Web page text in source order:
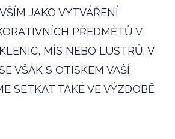
JAKO VYTVÁŘENÍ
PŘEDMĚTŮ V
MÍS NEBO LUSTRŮ. V
VŠAK S OTISKEM VAŠÍ
SETKAT TAKÉ VE VÝZDOBĚ